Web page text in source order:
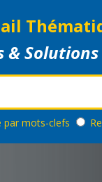
&
par mots-clefs